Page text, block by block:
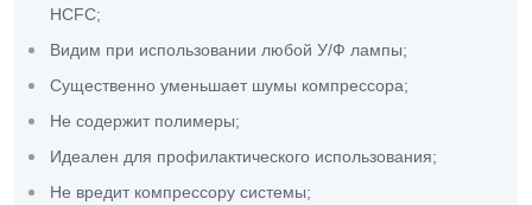
HCFC;
Видим при использовании любой У/Ф лампы;
Существенно уменьшает шумы компрессора;
Не содержит полимеры;
Идеален для профилактического использования;
Не вредит компрессору системы;